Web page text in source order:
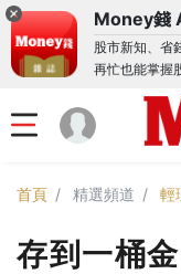
Money錢
股市新知、省
再忙也能掌握
首頁 精選頻道 輕
存到一桶